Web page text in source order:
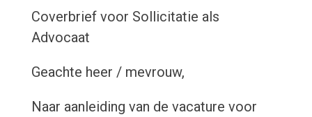
Coverbrief voor Sollicitatie als
Advocaat
Geachte heer / mevrouw,
Naar aanleiding van de vacature voor